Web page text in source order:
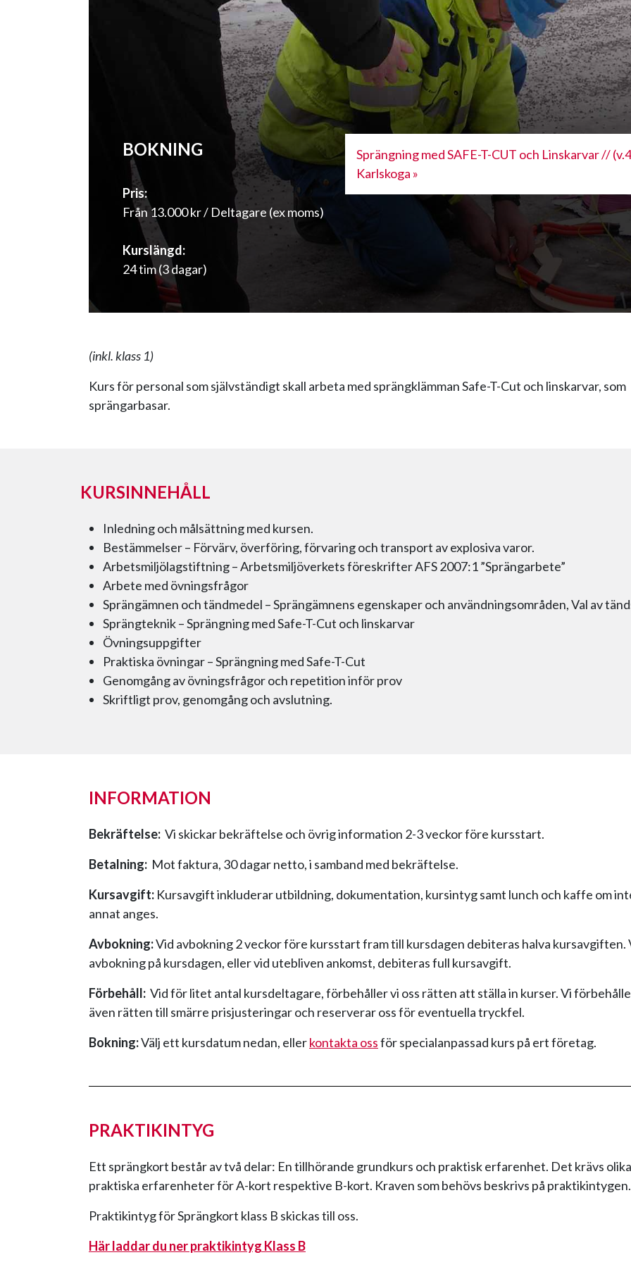
BOKNING
Pris:
Från 13.000 kr / Deltagare (ex moms)
Kurslängd:
24 tim (3 dagar)
Sprängning med SAFE-T-CUT och Linskarvar //
Karlskoga »
(inkl. klass 1)
Kurs för personal som självständigt skall arbeta med sprängklämman Safe-T-Cut och linskarvar, som
sprängarbasar.
KURSINNEHÅLL
Inledning och målsättning med kursen.
Bestämmelser – Förvärv, överföring, förvaring och transport av explosiva varor.
Arbetsmiljölagstiftning – Arbetsmiljöverkets föreskrifter AFS 2007:1 ”Sprängarbete”
Arbete med övningsfrågor
Sprängämnen och tändmedel – Sprängämnens egenskaper och användningsområden, Val av
Sprängteknik – Sprängning med Safe-T-Cut och linskarvar
Övningsuppgifter
Praktiska övningar – Sprängning med Safe-T-Cut
Genomgång av övningsfrågor och repetition inför prov
Skriftligt prov, genomgång och avslutning.
INFORMATION
Bekräftelse: Vi skickar bekräftelse och övrig information 2-3 veckor före kursstart.
Betalning: Mot faktura, 30 dagar netto, i samband med bekräftelse.
Kursavgift: Kursavgift inkluderar utbildning, dokumentation, kursintyg samt lunch och kaffe om
annat anges.
Avbokning:Vid avbokning 2 veckor före kursstart fram till kursdagen debiteras halva kursavgiften.
avbokning på kursdagen, eller vid utebliven ankomst, debiteras full kursavgift.
Förbehåll: Vid för litet antal kursdeltagare, förbehåller vi oss rätten att ställa in kurser. Vi
även rätten till smärre prisjusteringar och reserverar oss för eventuella tryckfel.
Bokning:Välj ett kursdatum nedan, ellerkontakta ossför specialanpassad kurs på ert företag.
PRAKTIKINTYG
Ett sprängkort består av två delar: En tillhörande grundkurs och praktisk erfarenhet. Det krävs olika
praktiska erfarenheter för A-kort respektive B-kort. Kraven som behövs beskrivs på praktikintygen.
Praktikintyg för Sprängkort klass B skickas till oss.
Här laddar du ner praktikintyg Klass B